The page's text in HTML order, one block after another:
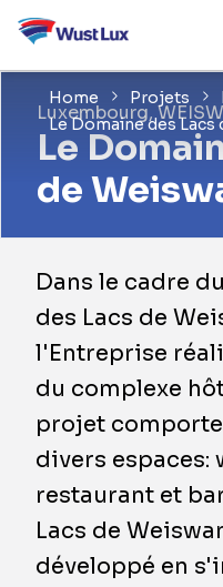
Home Projets
Le Domaine des Lacs
Luxembourg,
Le
de
Dans le cadre
des Lacs de
l'Entreprise
du complexe
projet
divers espaces:
restaurant et
Lacs de
développé en